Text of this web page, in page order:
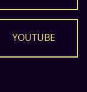
YOUTUBE